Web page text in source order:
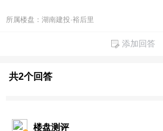
所属楼盘：湖南建投·裕后里
添加回答
共2个回答
楼盘测评